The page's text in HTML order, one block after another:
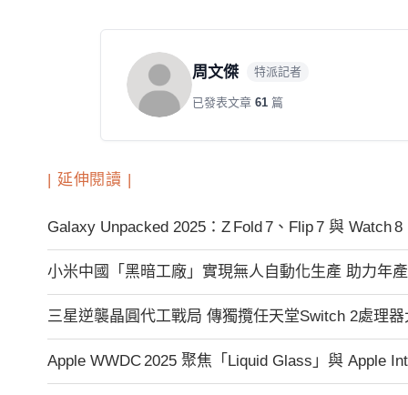
周文傑 特派記者
已發表文章 61 篇
| 延伸閱讀 |
Galaxy Unpacked 2025：Z Fold 7、Flip 7 與 Watch
小米中國「黑暗工廠」實現無人自動化生產 助力年
三星逆襲晶圓代工戰局 傳獨攬任天堂Switch 2處理器
Apple WWDC 2025 聚焦「Liquid Glass」與 Apple